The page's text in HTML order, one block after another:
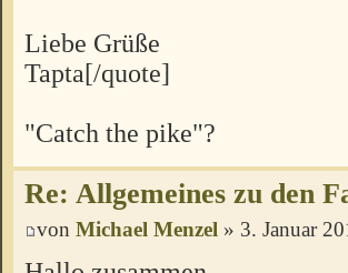
Liebe Grüße
Tapta[/quote]
"Catch the pike"?
Re: Allgemeines zu den
von Michael Menzel » 3. Januar